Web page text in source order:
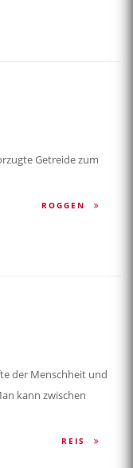
Getreide zum
ROGGEN
der Menschheit und
kann zwischen
REIS